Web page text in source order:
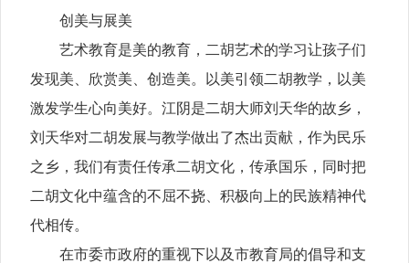
创美与展美
艺术教育是美的教育，二胡艺术的学习让孩子们
发现美、欣赏美、创造美。以美引领二胡教学，以美
激发学生心向美好。江阴是二胡大师刘天华的故乡，
刘天华对二胡发展与教学做出了杰出贡献，作为民乐
之乡，我们有责任传承二胡文化，传承国乐，同时把
二胡文化中蕴含的不屈不挠、积极向上的民族精神代
代相传。
在市委市政府的重视下以及市教育局的倡导和支